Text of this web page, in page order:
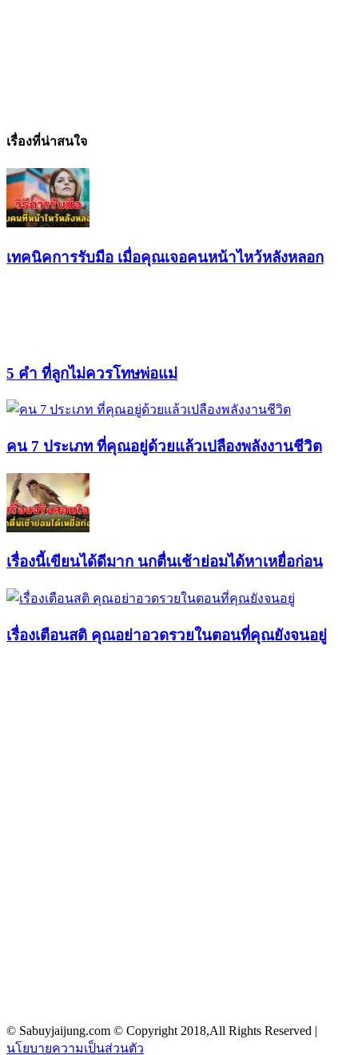
เรื่องที่น่าสนใจ
เทคนิคการรับมือ เมื่อคุณเจอคนหน้าไหว้หลังหลอก
5 คำ ที่ลูกไม่ควรโทษพ่อแม่
คน 7 ประเภท ที่คุณอยู่ด้วยแล้วเปลืองพลังงานชีวิต
เรื่องนี้เขียนได้ดีมาก นกตื่นเช้าย่อมได้หาเหยื่อก่อน
เรื่องเตือนสติ คุณอย่าอวดรวยในตอนที่คุณยังจนอยู่
© Sabuyjaijung.com © Copyright 2018,All Rights Reserved |
นโยบายความเป็นส่วนตัว